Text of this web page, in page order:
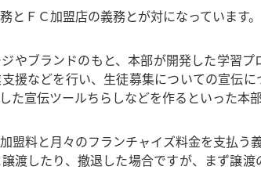
とＦＣ加盟店の義務とが対になっています。
やブランドのもと、本部が開発した学習
援などを行い、生徒募集についての宣伝
た宣伝ツールちらしなどを作るといった本
盟料と月々のフランチャイズ料金を支払う義
渡したり、撤退した場合ですが、まず譲